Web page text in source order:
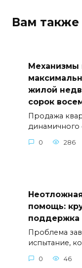
Вам также
Механизмы
жилой
сорок
Продажа
динамичного
0 286
помощь:
поддержка
Проблема
испытание,
0 46